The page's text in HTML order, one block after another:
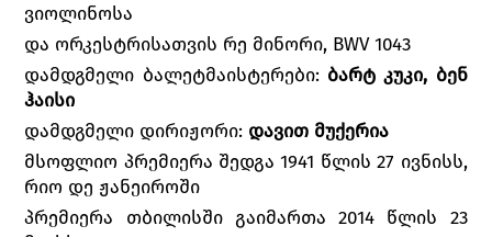
ვიოლინოსა
და ორკესტრისათვის რე მინორი, BWV 1043
დამდგმელი ბალეტმაისტერები: ბარტ კუკი, ბენ
ჰაისი
დამდგმელი დირიჟორი: დავით მუქერია
მსოფლიო პრემიერა შედგა 1941 წლის 27 ივნისს,
რიო დე ჟანეიროში
პრემიერა თბილისში გაიმართა 2014 წლის 23